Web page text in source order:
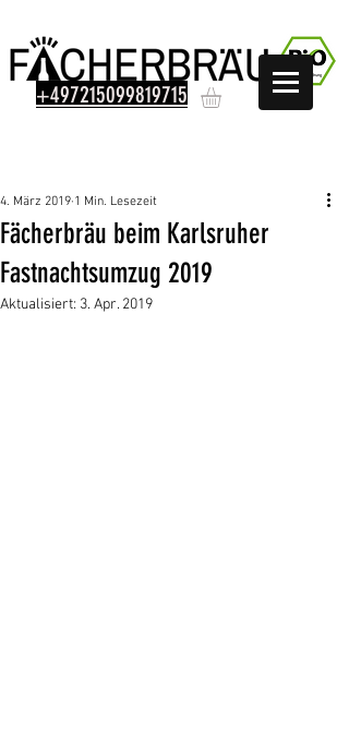
+497215099819715
Fächerbräu beim Karlsruher
Fastnachtsumzug 2019
4. März 2019 1 Min. Lesezeit
Aktualisiert: 3. Apr. 2019